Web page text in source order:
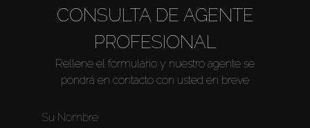
Sobre Plano
CONSULTA DE AGENTE
PROFESIONAL
Rellene el formulario y nuestro agente se
pondrá en contacto con usted en breve